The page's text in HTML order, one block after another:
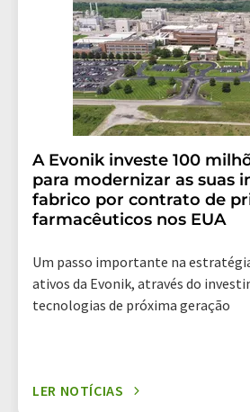
assinatura do newsletter
A Evonik investe 100
para modernizar as suas
fabrico por contrato de
farmacêuticos nos EUA
Um passo importante na
ativos da Evonik, através do
tecnologias de próxima geração
LER NOTÍCIAS